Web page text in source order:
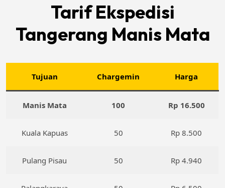
Tarif Ekspedisi
Tangerang Manis Mata
Tujuan Chargemin Harga
Manis Mata 100 Rp 16.500
Kuala Kapuas 50 Rp 8.500
Pulang Pisau 50 Rp 4.940